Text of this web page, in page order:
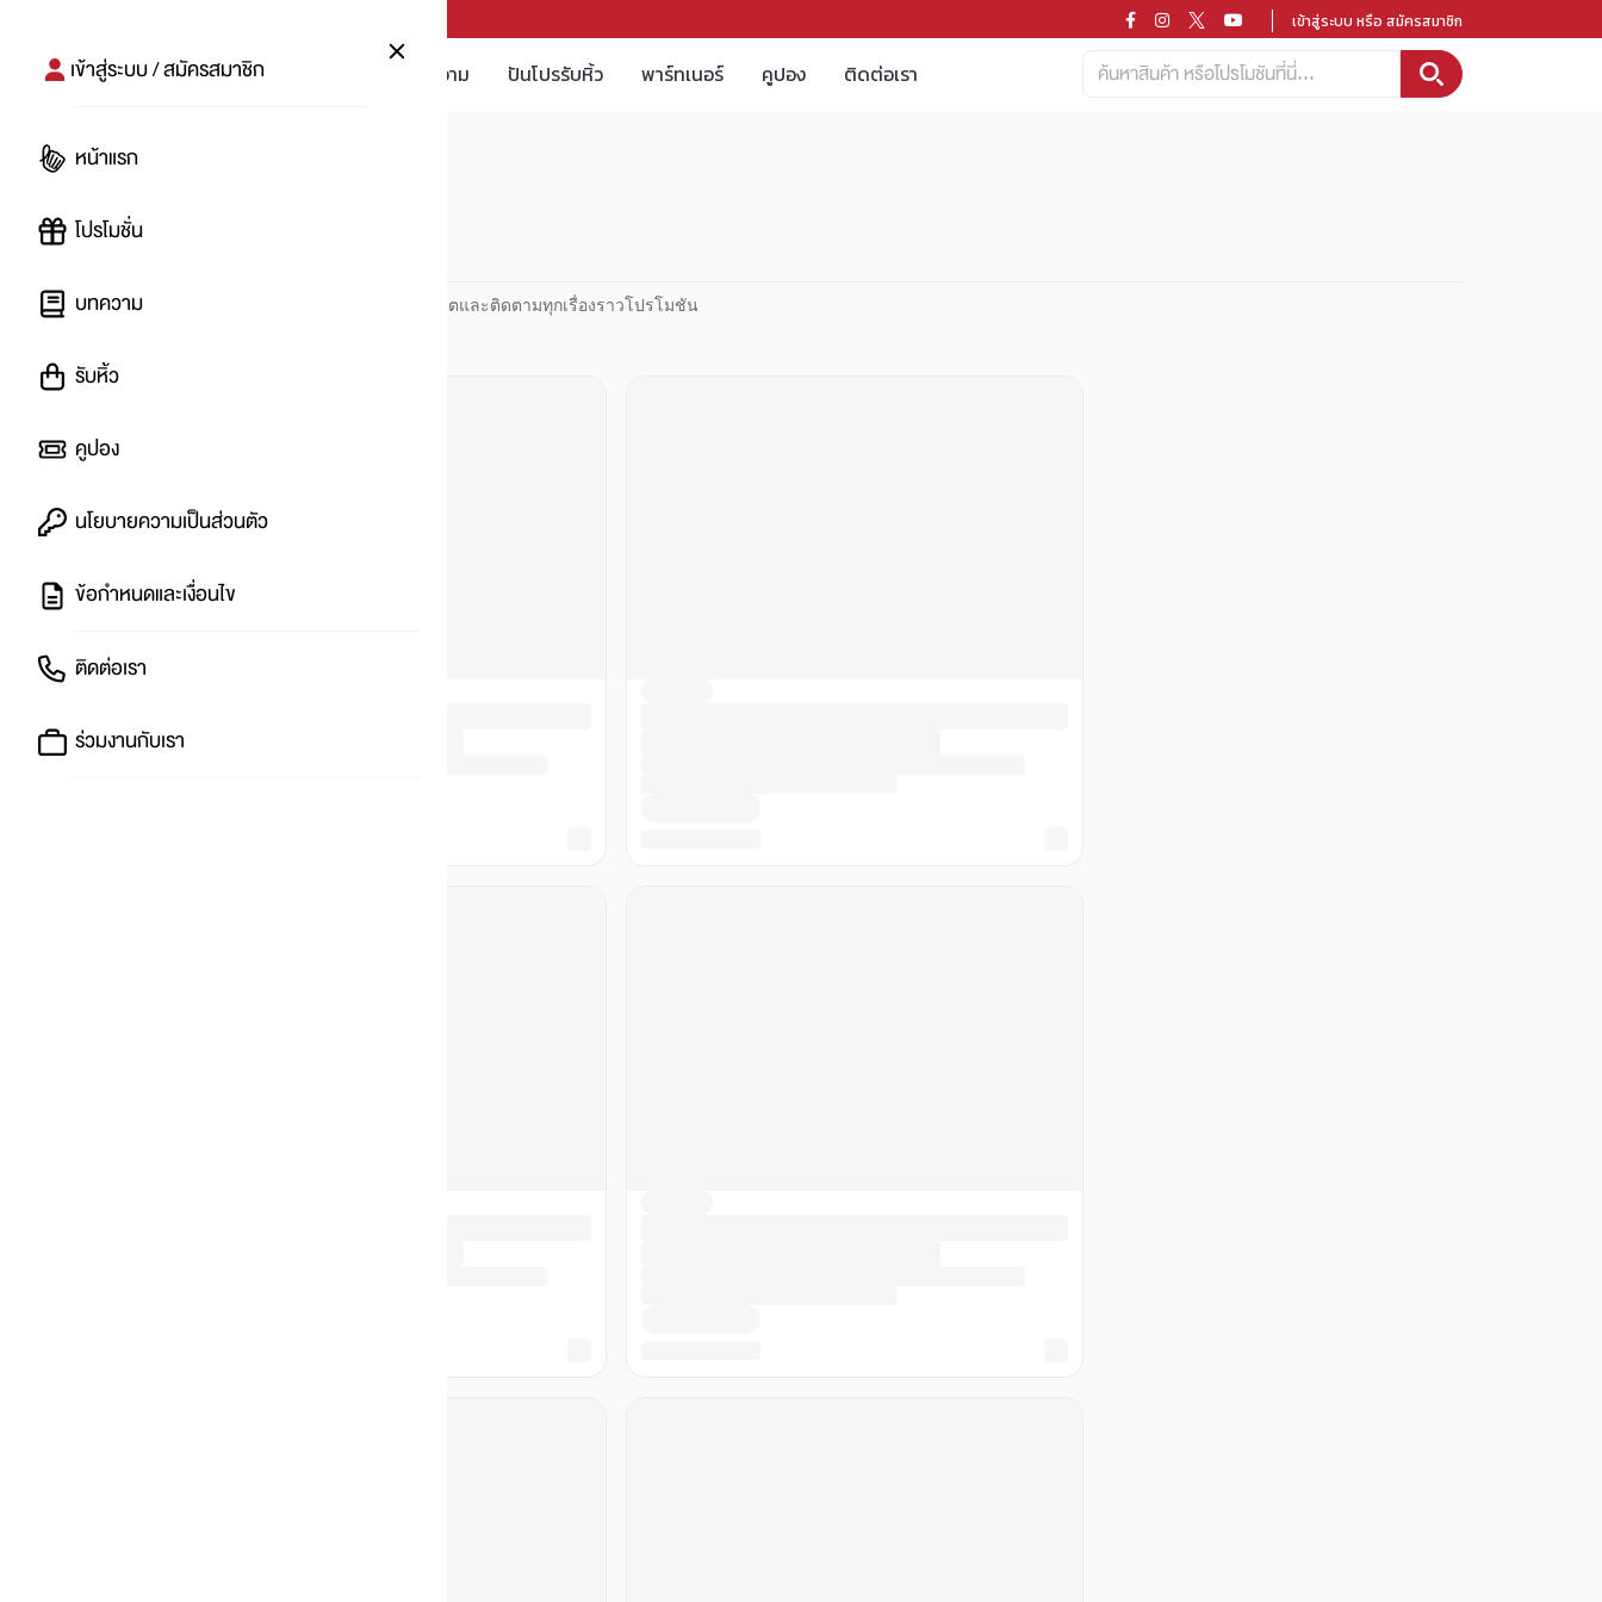
เข้าสู่ระบบ หรือ สมัครสมาชิก
บทความ ปันโปรรับหิ้ว พาร์ทเนอร์ คูปอง ติดต่อเรา
เข้าสู่ระบบ / สมัครสมาชิก
หน้าแรก
โปรโมชั่น
บทความ
รับหิ้ว
คูปอง
นโยบายความเป็นส่วนตัว
ข้อกำหนดและเงื่อนไข
ติดต่อเรา
ร่วมงานกับเรา
#
ปันโปร PUNPRO ที่ 1 ด้านโปรโมชัน อัปเดตและติดตามทุกเรื่องราวโปรโมชัน